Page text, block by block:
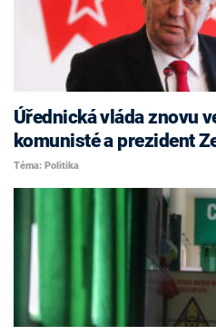
Úřednická vláda znovu
komunisté a prezident
Téma: Politika